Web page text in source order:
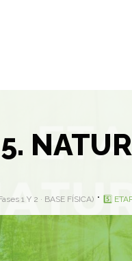
5.
1 Y 2 · BASE FÍSICA) 5️⃣